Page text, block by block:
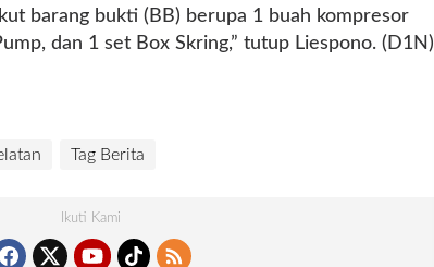
barang bukti (BB) berupa 1 buah kompresor
dan 1 set Box Skring,” tutup Liespono. (D1N)
Tag Berita
Ikuti Kami